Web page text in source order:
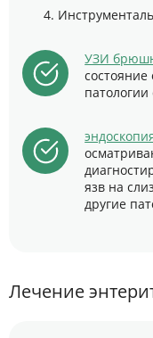
УЗИ
язв на
другие
Лечение